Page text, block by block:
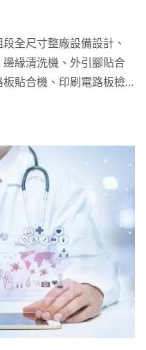
全尺寸整廠設備設計、
緣清洗機、外引腳貼合
貼合機、印刷電路板檢